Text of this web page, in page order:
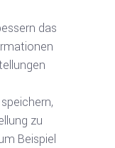
das
zu
Beispiel